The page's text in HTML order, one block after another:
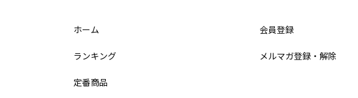
ホーム
ランキング
定番商品
会員登録
メルマガ登録・解除